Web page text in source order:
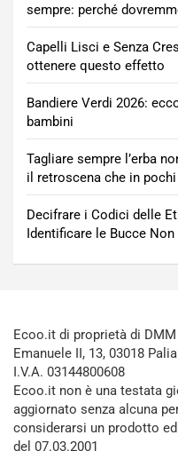
sempre: perché
Capelli Lisci e Senza
ottenere questo effetto
Bandiere Verdi 2026:
bambini
Tagliare sempre l’erba
il retroscena che in
Decifrare i Codici delle
Identificare le Bucce
Ecoo.it di proprietà di
Emanuele II, 13, 03018
I.V.A. 03144800608
Ecoo.it non è una testata
aggiornato senza alcuna
considerarsi un prodotto
del 07.03.2001